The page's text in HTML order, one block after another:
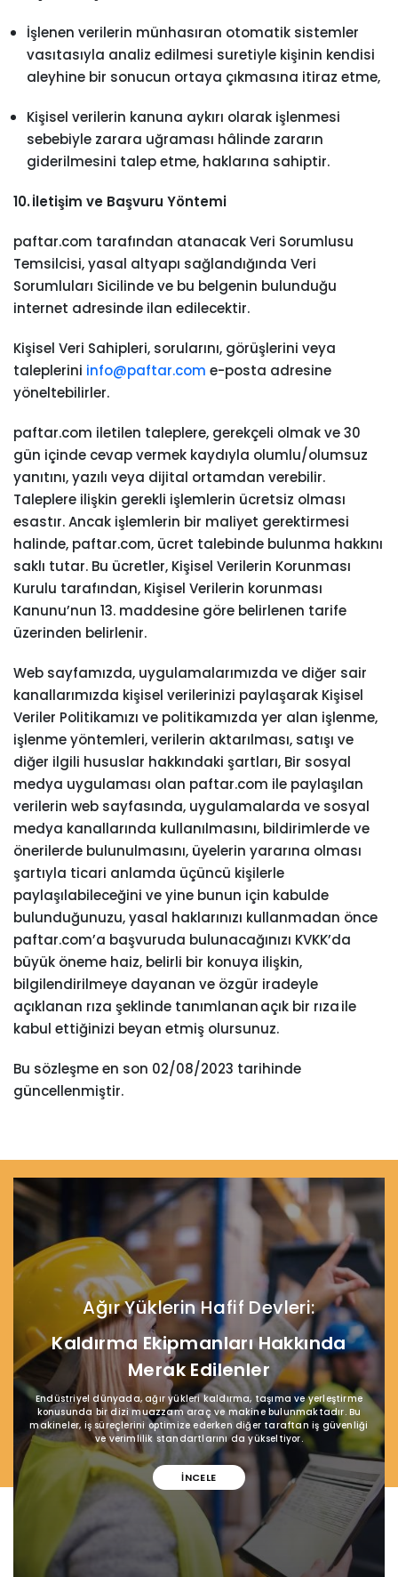
İşlenen verilerin münhasıran otomatik sistemler
vasıtasıyla analiz edilmesi suretiyle kişinin kendisi
aleyhine bir sonucun ortaya çıkmasına itiraz etme,
Kişisel verilerin kanuna aykırı olarak işlenmesi
sebebiyle zarara uğraması hâlinde zararın
giderilmesini talep etme, haklarına sahiptir.
10. İletişim ve Başvuru Yöntemi
paftar.com tarafından atanacak Veri Sorumlusu
Temsilcisi, yasal altyapı sağlandığında Veri
Sorumluları Sicilinde ve bu belgenin bulunduğu
internet adresinde ilan edilecektir.
Kişisel Veri Sahipleri, sorularını, görüşlerini veya
taleplerini info@paftar.com e-posta adresine
yöneltebilirler.
paftar.com iletilen taleplere, gerekçeli olmak ve 30
gün içinde cevap vermek kaydıyla olumlu/olumsuz
yanıtını, yazılı veya dijital ortamdan verebilir.
Taleplere ilişkin gerekli işlemlerin ücretsiz olması
esastır. Ancak işlemlerin bir maliyet gerektirmesi
halinde, paftar.com, ücret talebinde bulunma hakkını
saklı tutar. Bu ücretler, Kişisel Verilerin Korunması
Kurulu tarafından, Kişisel Verilerin korunması
Kanunu’nun 13. maddesine göre belirlenen tarife
üzerinden belirlenir.
Web sayfamızda, uygulamalarımızda ve diğer sair
kanallarımızda kişisel verilerinizi paylaşarak Kişisel
Veriler Politikamızı ve politikamızda yer alan işlenme,
işlenme yöntemleri, verilerin aktarılması, satışı ve
diğer ilgili hususlar hakkındaki şartları, Bir sosyal
medya uygulaması olan paftar.com ile paylaşılan
verilerin web sayfasında, uygulamalarda ve sosyal
medya kanallarında kullanılmasını, bildirimlerde ve
önerilerde bulunulmasını, üyelerin yararına olması
şartıyla ticari anlamda üçüncü kişilerle
paylaşılabileceğini ve yine bunun için kabulde
bulunduğunuzu, yasal haklarınızı kullanmadan önce
paftar.com’a başvuruda bulunacağınızı KVKK’da
büyük öneme haiz, belirli bir konuya ilişkin,
bilgilendirilmeye dayanan ve özgür iradeyle
açıklanan rıza şeklinde tanımlanan açık bir rıza ile
kabul ettiğinizi beyan etmiş olursunuz.
Bu sözleşme en son 02/08/2023 tarihinde
güncellenmiştir.
Ağır Yüklerin Hafif Devleri:
Kaldırma Ekipmanları Hakkında
Merak Edilenler
Endüstriyel dünyada, ağır yükleri kaldırma, taşıma ve yerleştirme
konusunda bir dizi muazzam araç ve makine bulunmaktadır. Bu
makineler, iş süreçlerini optimize ederken diğer taraftan iş güvenliği
ve verimlilik standartlarını da yükseltiyor.
İNCELE